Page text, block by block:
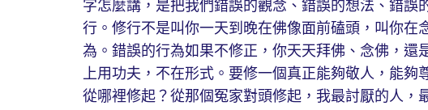
字怎麼講，是把我們錯誤的觀念、錯誤的想法、錯
行。修行不是叫你一天到晚在佛像面前磕頭，叫你
為。錯誤的行為如果不修正，你天天拜佛、念佛，
上用功夫，不在形式。要修一個真正能夠敬人，能
從哪裡修起？從那個冤家對頭修起，我最討厭的人